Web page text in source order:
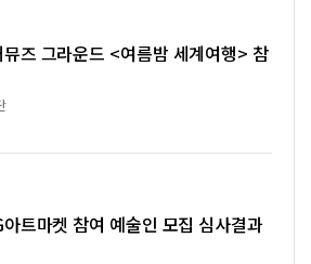
즈 그라운드 <여름밤 세계여행> 참
트마켓 참여 예술인 모집 심사결과